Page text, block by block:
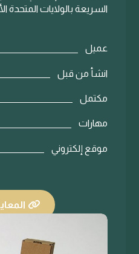
السريعة بالولايات المتحدة
عميل
انشأ من قبل
مكتمل
مهارات
موقع إلكتروني